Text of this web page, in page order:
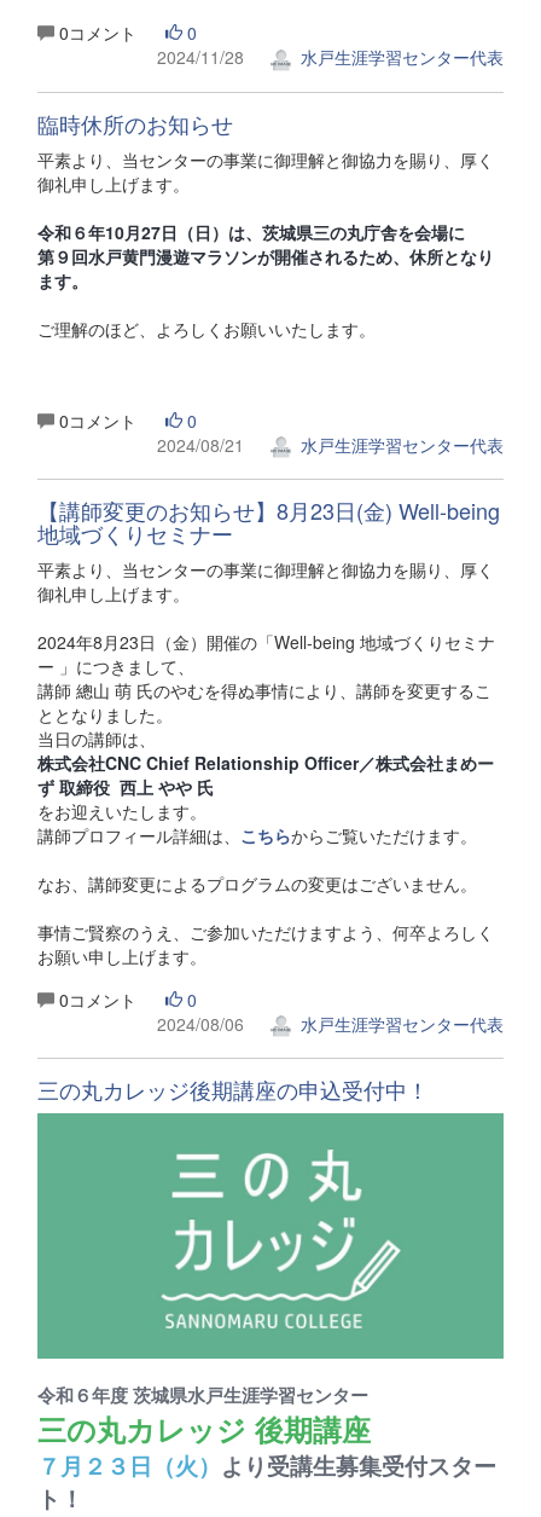
0コメント
0
2024/11/28
水戸生涯学習センター代表
臨時休所のお知らせ
平素より、当センターの事業に御理解と御協力を賜り、厚く
御礼申し上げます。
令和６年10月27日（日）は、茨城県三の丸庁舎を会場に
第９回水戸黄門漫遊マラソンが開催されるため、休所となり
ます。
ご理解のほど、よろしくお願いいたします。
0コメント
0
2024/08/21
水戸生涯学習センター代表
【講師変更のお知らせ】8月23日(金) Well-being
地域づくりセミナー
平素より、当センターの事業に御理解と御協力を賜り、厚く
御礼申し上げます。
2024年8月23日（金）開催の「Well-being 地域づくりセミナ
ー 」につきまして、
講師 總山 萌 氏のやむを得ぬ事情により、講師を変更するこ
ととなりました。
当日の講師は、
株式会社CNC Chief Relationship Officer／株式会社まめー
ず 取締役 西上 やや 氏
をお迎えいたします。
講師プロフィール詳細は、 こちらからご覧いただけます。
なお、講師変更によるプログラムの変更はございません。
事情ご賢察のうえ、ご参加いただけますよう、何卒よろしく
お願い申し上げます。
0コメント
0
2024/08/06
水戸生涯学習センター代表
三の丸カレッジ後期講座の申込受付中！
令和６年度 茨城県水戸生涯学習センター
三の丸カレッジ 後期講座
７月２３日（火） より受講生募集受付スター
ト！